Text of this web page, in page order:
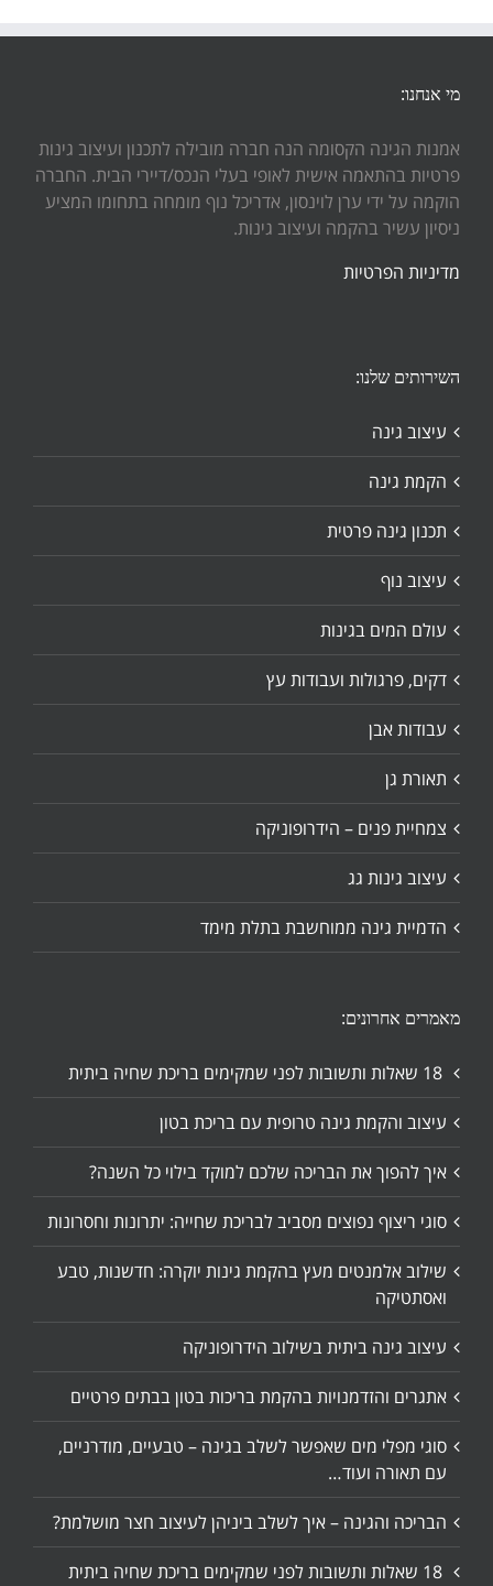
מי אנחנו:
אמנות הגינה הקסומה הנה חברה מובילה לתכנון ועיצוב גינות
פרטיות בהתאמה אישית לאופי בעלי הנכס/דיירי הבית. החברה
הוקמה על ידי ערן לוינסון, אדריכל נוף מומחה בתחומו המציע
ניסיון עשיר בהקמה ועיצוב גינות.
מדיניות הפרטיות
השירותים שלנו:
עיצוב גינה
הקמת גינה
תכנון גינה פרטית
עיצוב נוף
עולם המים בגינות
דקים, פרגולות ועבודות עץ
עבודות אבן
תאורת גן
צמחיית פנים – הידרופוניקה
עיצוב גינות גג
הדמיית גינה ממוחשבת בתלת מימד
מאמרים אחרונים:
עיצוב והקמת גינה טרופית עם בריכת בטון
איך להפוך את הבריכה שלכם למוקד בילוי כל השנה?
סוגי ריצוף נפוצים מסביב לבריכת שחייה: יתרונות וחסרונות
שילוב אלמנטים מעץ בהקמת גינות יוקרה: חדשנות, טבע
ואסתטיקה
עיצוב גינה ביתית בשילוב הידרופוניקה
אתגרים והזדמנויות בהקמת בריכות בטון בבתים פרטיים
סוגי מפלי מים שאפשר לשלב בגינה – טבעיים, מודרניים,
עם תאורה ועוד…
הבריכה והגינה – איך לשלב ביניהן לעיצוב חצר מושלמת?